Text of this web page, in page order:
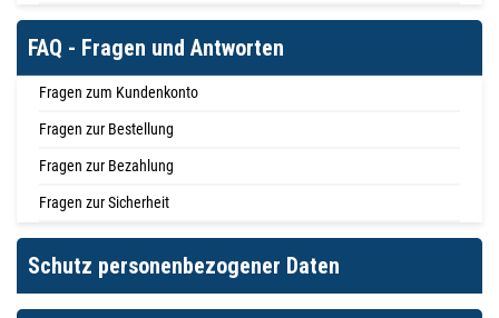
FAQ - Fragen und Antworten
Fragen zum Kundenkonto
Fragen zur Bestellung
Fragen zur Bezahlung
Fragen zur Sicherheit
Schutz personenbezogener Daten